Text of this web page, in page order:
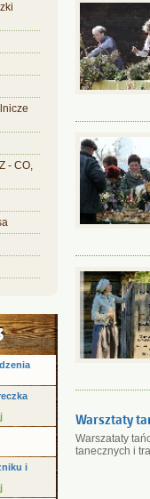
- CO,
i
Warsztaty
Warszataty
tanecznych i